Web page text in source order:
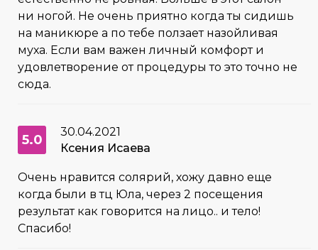
ни ногой. Не очень приятно когда ты сидишь
на маникюре а по тебе ползает назойливая
муха. Если вам важен личный комфорт и
удовлетворение от процедуры то это точно не
сюда.
5.0
30.04.2021
Ксения Исаева
Очень нравится солярий, хожу давно еще
когда были в тц Юла, через 2 посещения
результат как говорится на лицо.. и тело!
Спасибо!